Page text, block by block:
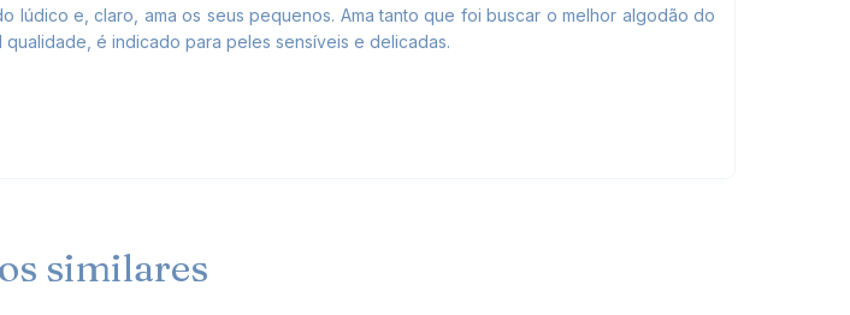
lúdico e, claro, ama os seus pequenos. Ama tanto que foi buscar o melhor algodão do
é indicado para peles sensíveis e delicadas.
similares